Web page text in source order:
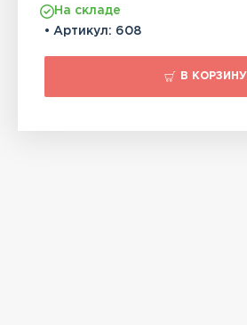
На складе
• Артикул: 608
В КОРЗИНУ